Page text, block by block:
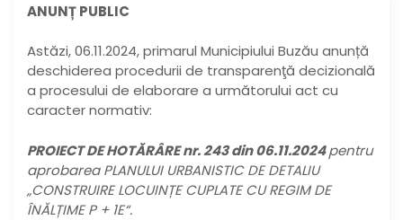
ANUNȚ PUBLIC
Astăzi, 06.11.2024, primarul Municipiului Buzău anunță
deschiderea procedurii de transparenţă decizională
a procesului de elaborare a următorului act cu
caracter normativ:
PROIECT DE HOTĂRÂRE nr. 243 din 06.11.2024pentru
aprobarea PLANULUI URBANISTIC DE DETALIU
„CONSTRUIRE LOCUINȚE CUPLATE CU REGIM DE
ÎNĂLȚIME P + 1E“.